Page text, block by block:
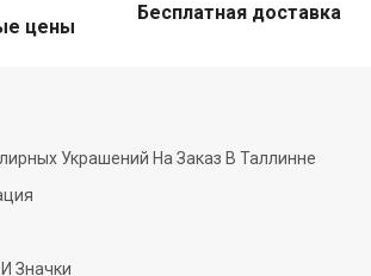
цены
Бесплатная доставка
Украшений На Заказ В Таллинне
Значки